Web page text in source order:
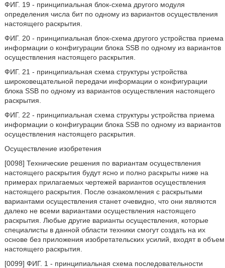
ФИГ. 19 - принципиальная блок-схема другого модуля
определения числа бит по одному из вариантов осуществления
настоящего раскрытия.
ФИГ. 20 - принципиальная блок-схема другого устройства приема
информации о конфигурации блока SSB по одному из вариантов
осуществления настоящего раскрытия.
ФИГ. 21 - принципиальная схема структуры устройства
широковещательной передачи информации о конфигурации
блока SSB по одному из вариантов осуществления настоящего
раскрытия.
ФИГ. 22 - принципиальная схема структуры устройства приема
информации о конфигурации блока SSB по одному из вариантов
осуществления настоящего раскрытия.
Осуществление изобретения
[0098] Технические решения по вариантам осуществления
настоящего раскрытия будут ясно и полно раскрыты ниже на
примерах прилагаемых чертежей вариантов осуществления
настоящего раскрытия. После ознакомления с раскрытыми
вариантами осуществления станет очевидно, что они являются
далеко не всеми вариантами осуществления настоящего
раскрытия. Любые другие варианты осуществления, которые
специалисты в данной области техники смогут создать на их
основе без приложения изобретательских усилий, входят в объем
настоящего раскрытия.
[0099] ФИГ. 1 - принципиальная схема последовательности